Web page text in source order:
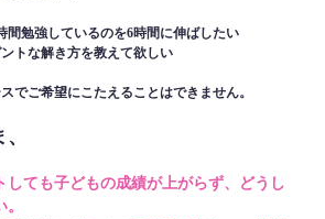
間勉強しているのを6時間に伸ばしたい
トな解き方を教えて欲しい
でご希望にこたえることはできません。
しても子どもの成績が上がらず、どうし